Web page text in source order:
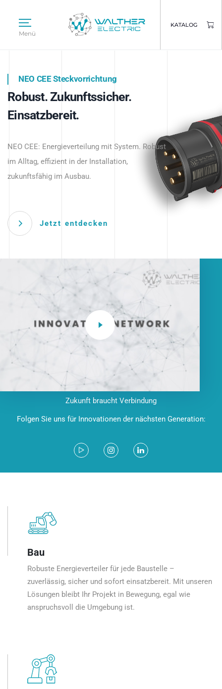
Menü
KATALOG
Intelligente Stromverteilung
beginnt hier.
NEO CEE Steckvorrichtung
Robust. Zukunftssicher.
Einsatzbereit.
NEO CEE: Energieverteilung mit System. Robust
im Alltag, effizient in der Installation,
zukunftsfähig im Ausbau.
Jetzt entdecken
Intelligenz trifft Energie.
Anwendungen – robust, IP-geschützt und
zukunftsfähig.
Zukunft braucht Verbindung
Folgen Sie uns für Innovationen der nächsten Generation:
Bau
Robuste Energieverteiler für jede Baustelle –
zuverlässig, sicher und sofort einsatzbereit. Mit unseren
Lösungen bleibt Ihr Projekt in Bewegung, egal wie
anspruchsvoll die Umgebung ist.